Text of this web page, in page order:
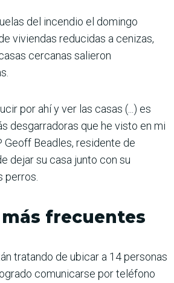
del incendio el domingo
viviendas reducidas a cenizas,
cercanas salieron
por ahí y ver las casas (...) es
desgarradoras que he visto en mi
Geoff Beadles, residente de
dejar su casa junto con su
perros.
frecuentes
tratando de ubicar a 14 personas
comunicarse por teléfono